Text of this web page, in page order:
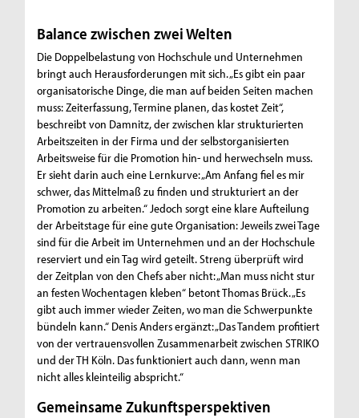
Balance zwischen zwei Welten
Die Doppelbelastung von Hochschule und Unternehmen
bringt auch Herausforderungen mit sich. „Es gibt ein paar
organisatorische Dinge, die man auf beiden Seiten machen
muss: Zeiterfassung, Termine planen, das kostet Zeit“,
beschreibt von Damnitz, der zwischen klar strukturierten
Arbeitszeiten in der Firma und der selbstorganisierten
Arbeitsweise für die Promotion hin- und herwechseln muss.
Er sieht darin auch eine Lernkurve: „Am Anfang fiel es mir
schwer, das Mittelmaß zu finden und strukturiert an der
Promotion zu arbeiten.“ Jedoch sorgt eine klare Aufteilung
der Arbeitstage für eine gute Organisation: Jeweils zwei Tage
sind für die Arbeit im Unternehmen und an der Hochschule
reserviert und ein Tag wird geteilt. Streng überprüft wird
der Zeitplan von den Chefs aber nicht: „Man muss nicht stur
an festen Wochentagen kleben“ betont Thomas Brück. „Es
gibt auch immer wieder Zeiten, wo man die Schwerpunkte
bündeln kann.“ Denis Anders ergänzt: „Das Tandem profitiert
von der vertrauensvollen Zusammenarbeit zwischen STRIKO
und der TH Köln. Das funktioniert auch dann, wenn man
nicht alles kleinteilig abspricht.“
Gemeinsame Zukunftsperspektiven